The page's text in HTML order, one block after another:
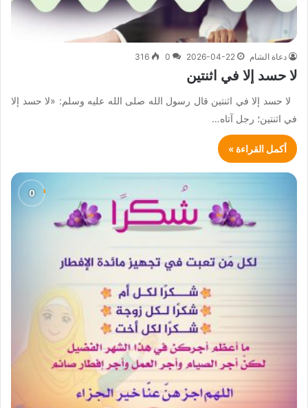
دعاة الشام 2026-04-22
0
316
لا حسد إلا في اثنتين
لا حسد إلا في اثنتين قال رسول الله صلى الله عليه وسلم: «لا حسد إلا
في اثنتين؛ رجل آتاه…
أكمل القراءة »